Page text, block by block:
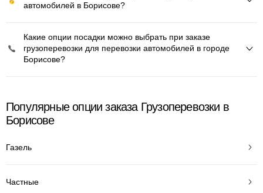
автомобилей в Борисове?
Какие опции посадки можно выбрать при заказе
грузоперевозки для перевозки автомобилей в городе
Борисове?
Популярные опции заказа Грузоперевозки в
Борисове
Газель
Частные